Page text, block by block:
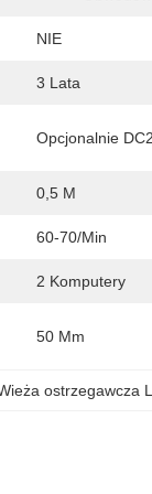
NIE
3 Lata
Opcjonalnie
0,5 M
60-70/min
2 Komputery
50 Mm
ostrzegawcza